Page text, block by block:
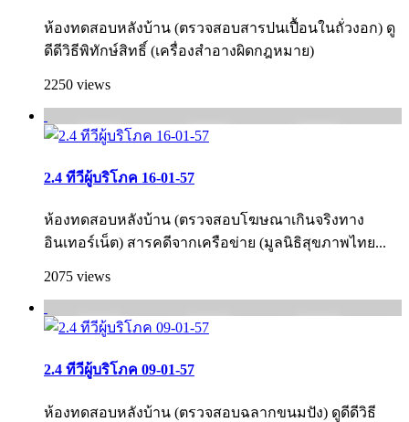
ห้องทดสอบหลังบ้าน (ตรวจสอบสารปนเปื้อนในถั่วงอก) ดู
ดีดีวิธีพิทักษ์สิทธิ์ (เครื่องสำอางผิดกฎหมาย)
2250 views
2.4 ทีวีผู้บริโภค 16-01-57
ห้องทดสอบหลังบ้าน (ตรวจสอบโฆษณาเกินจริงทาง
อินเทอร์เน็ต) สารคดีจากเครือข่าย (มูลนิธิสุขภาพไทย...
2075 views
2.4 ทีวีผู้บริโภค 09-01-57
ห้องทดสอบหลังบ้าน (ตรวจสอบฉลากขนมปัง) ดูดีดีวิธี